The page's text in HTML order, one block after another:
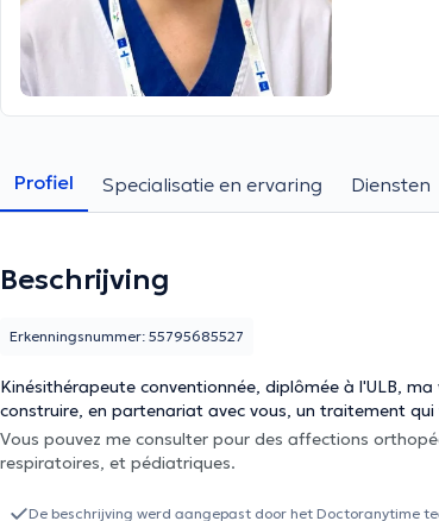
Profiel Specialisatie en ervaring Diensten
Beschrijving
Kinésithérapeute conventionnée, diplômée à l'ULB,
construire, en partenariat avec vous, un traitement
Vous pouvez me consulter pour des affections orthopédiques générales et sportives, vestibulaires, neurologiques, cardio-
respiratoires, et pédiatriques.
Erkenningsnummer: 55795685527
De beschrijving werd aangepast door het Doctoranytime